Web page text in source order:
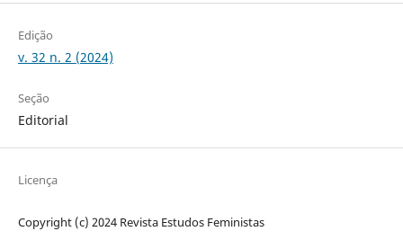
Edição
v. 32 n. 2 (2024)
Seção
Editorial
Licença
Copyright (c) 2024 Revista Estudos Feministas